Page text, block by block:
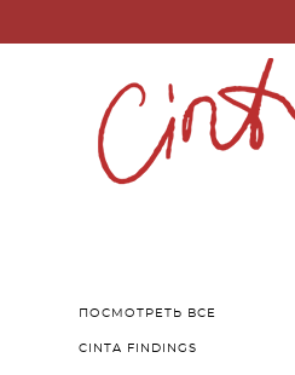
ПОСМОТРЕТЬ ВСЕ
CINTA FINDINGS